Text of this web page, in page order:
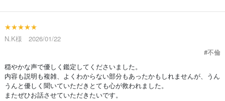
★★★★★
N.K様 2026/01/22
#不倫
穏やかな声で優しく鑑定してくださいました。
内容も説明も複雑、よくわからない部分もあったかもしれませんが、うん
うんと優しく聞いていただきとても心が救われました。
またぜひお話させていただきたいです。